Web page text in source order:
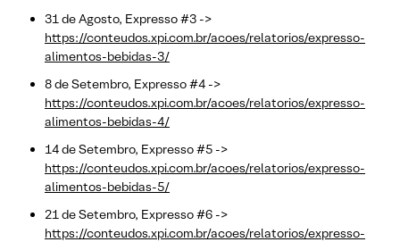
31 de Agosto, Expresso #3 ->
https://conteudos.xpi.com.br/acoes/relatorios/expresso-
alimentos-bebidas-3/
8 de Setembro, Expresso #4 ->
https://conteudos.xpi.com.br/acoes/relatorios/expresso-
alimentos-bebidas-4/
14 de Setembro, Expresso #5 ->
https://conteudos.xpi.com.br/acoes/relatorios/expresso-
alimentos-bebidas-5/
21 de Setembro, Expresso #6 ->
https://conteudos.xpi.com.br/acoes/relatorios/expresso-